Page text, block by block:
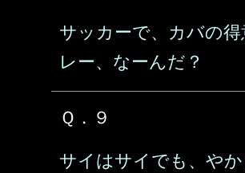
サッカーで、カバの
レー、なーんだ？
Ｑ．９
サイはサイでも、や